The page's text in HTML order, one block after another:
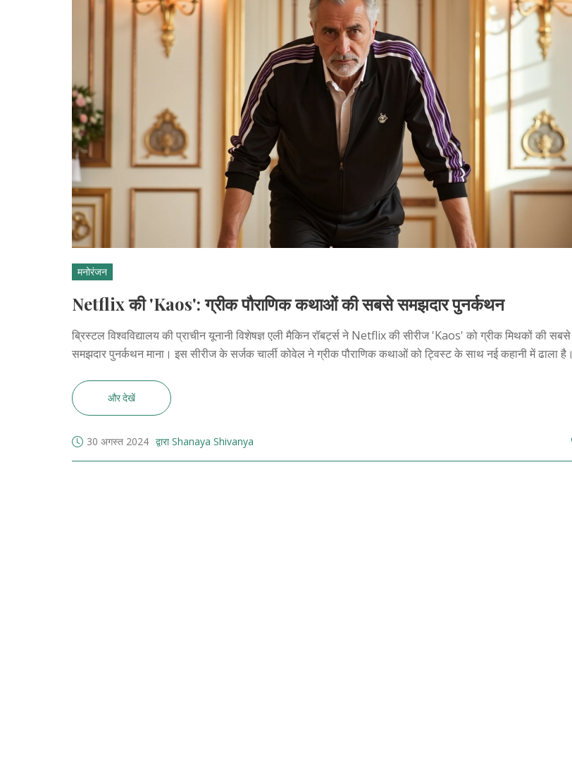
मनोरंजन
Netflix की 'Kaos': ग्रीक पौराणिक कथाओं की सबसे समझदार पुनर्कथन
ब्रिस्टल विश्वविद्यालय की प्राचीन यूनानी विशेषज्ञ एली मैकिन रॉबर्ट्स ने Netflix की सीरीज 'Kaos' को ग्रीक मिथकों की सबसे
समझदार पुनर्कथन माना। इस सीरीज के सर्जक चार्ली कोवेल ने ग्रीक पौराणिक कथाओं को ट्विस्ट के साथ नई कहानी में ढाला है।
और देखें
30 अगस्त 2024 द्वारा Shanaya Shivanya